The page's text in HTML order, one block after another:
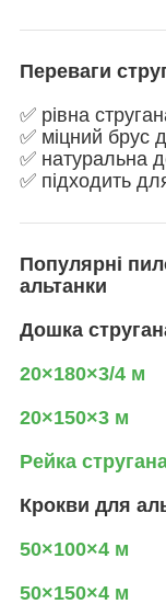
Переваги
✅ рівна
✅ міцний брус
✅ натуральна
✅ підходить
Популярні
альтанки
Дошка
20×180×3/4 м
20×150×3 м
Рейка
Крокви для
50×100×4 м
50×150×4 м